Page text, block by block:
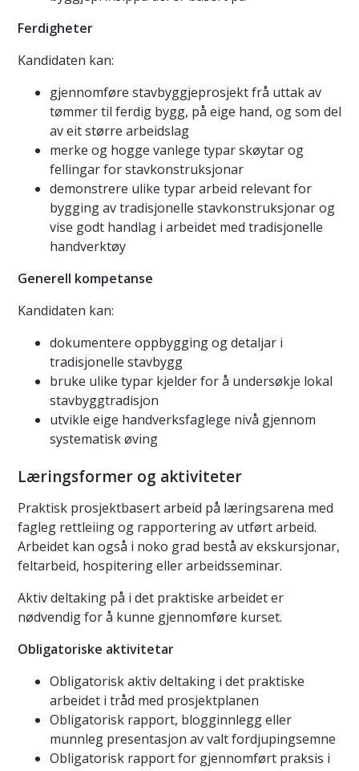
Ferdigheter
Kandidaten kan:
gjennomføre stavbyggjeprosjekt frå uttak av
tømmer til ferdig bygg, på eige hand, og som del
av eit større arbeidslag
merke og hogge vanlege typar skøytar og
fellingar for stavkonstruksjonar
demonstrere ulike typar arbeid relevant for
bygging av tradisjonelle stavkonstruksjonar og
vise godt handlag i arbeidet med tradisjonelle
handverktøy
Generell kompetanse
Kandidaten kan:
dokumentere oppbygging og detaljar i
tradisjonelle stavbygg
bruke ulike typar kjelder for å undersøkje lokal
stavbyggtradisjon
utvikle eige handverksfaglege nivå gjennom
systematisk øving
Læringsformer og aktiviteter
Praktisk prosjektbasert arbeid på læringsarena med
fagleg rettleiing og rapportering av utført arbeid.
Arbeidet kan også i noko grad bestå av ekskursjonar,
feltarbeid, hospitering eller arbeidsseminar.
Aktiv deltaking på i det praktiske arbeidet er
nødvendig for å kunne gjennomføre kurset.
Obligatoriske aktivitetar
Obligatorisk aktiv deltaking i det praktiske
arbeidet i tråd med prosjektplanen
Obligatorisk rapport, blogginnlegg eller
munnleg presentasjon av valt fordjupingsemne
Obligatorisk rapport for gjennomført praksis i